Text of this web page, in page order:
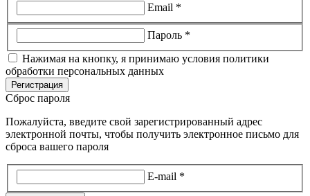
Email *
Пароль *
Нажимая на кнопку, я принимаю условия политики
обработки персональных данных
Регистрация
Сброс пароля
Пожалуйста, введите свой зарегистрированный адрес
электронной почты, чтобы получить электронное письмо для
сброса вашего пароля
E-mail *